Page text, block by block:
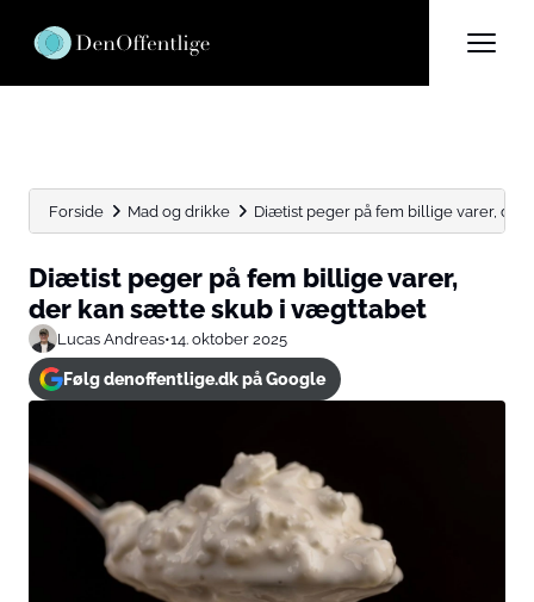
Forside Mad og drikke Diætist peger på fem billige varer, der
Diætist peger på fem billige varer,
der kan sætte skub i vægttabet
Lucas Andreas•14. oktober 2025
Følg denoffentlige.dk på Google